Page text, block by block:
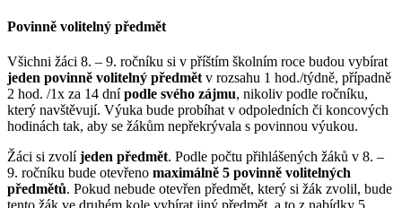
Povinně volitelný předmět
Všichni žáci 8. – 9. ročníku si v příštím školním roce budou vybírat
jeden povinně volitelný předmětv rozsahu 1 hod./týdně, případně
2 hod. /1x za 14 dnípodle svého zájmu, nikoliv podle ročníku,
který navštěvují. Výuka bude probíhat v odpoledních či koncových
hodinách tak, aby se žákům nepřekrývala s povinnou výukou.
Žáci si zvolíjeden předmět. Podle počtu přihlášených žáků v 8. –
9. ročníku bude otevřeno maximálně 5 povinně volitelných
předmětů. Pokud nebude otevřen předmět, který si žák zvolil, bude